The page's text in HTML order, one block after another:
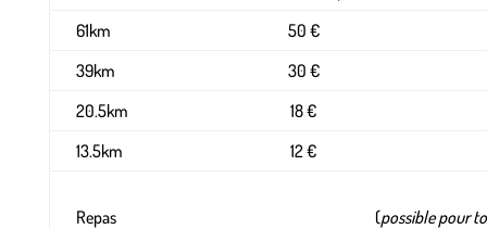
61km
50 €
39km
30 €
20.5km
18 €
13.5km
12 €
Repas (possible pour